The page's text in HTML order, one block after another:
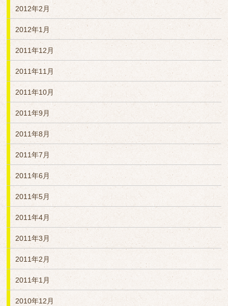
2012年2月
2012年1月
2011年12月
2011年11月
2011年10月
2011年9月
2011年8月
2011年7月
2011年6月
2011年5月
2011年4月
2011年3月
2011年2月
2011年1月
2010年12月